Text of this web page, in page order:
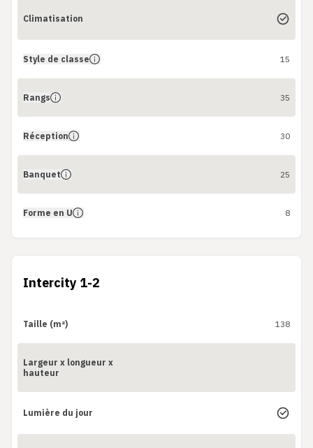
Climatisation
Style de classe 15
Rangs 35
Réception 30
Banquet 25
Forme en U 8
Intercity 1-2
Taille (m²) 138
Largeur x longueur x
hauteur
Lumière du jour